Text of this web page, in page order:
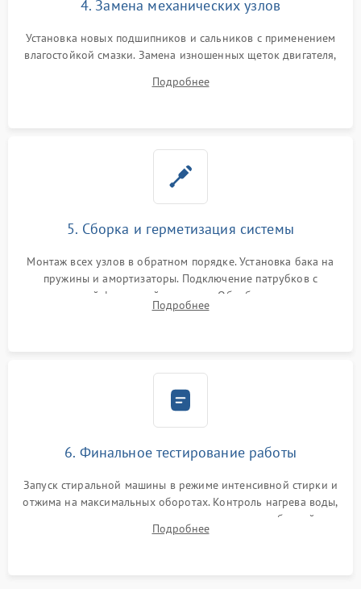
4. Замена механических узлов
Установка новых подшипников и сальников с применением
влагостойкой смазки. Замена изношенных щеток двигателя,
или поврежденной резиновой манжеты.
Подробнее
5. Сборка и герметизация системы
Монтаж всех узлов в обратном порядке. Установка бака на
пружины и амортизаторы. Подключение патрубков с
надежной фиксацией хомутами. Обработка стыков
герметиком для предотвращения возможных протечек воды.
Подробнее
6. Финальное тестирование работы
Запуск стиральной машины в режиме интенсивной стирки и
отжима на максимальных оборотах. Контроль нагрева воды,
корректности слива, отсутствия излишних вибраций,
посторонних стуков и протечек под корпусом.
Подробнее